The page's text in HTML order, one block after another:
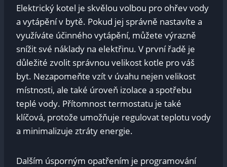
Elektrický kotel je⁢ skvělou⁣ volbou pro ohřev⁢ vody​
a vytápění v bytě. Pokud jej ‍správně nastavíte ⁤a
využíváte účinného vytápění, můžete výrazně
snížit ‍své náklady na​ elektřinu.⁤ V první řadě ⁤je
důležité ‍zvolit správnou velikost kotle‍ pro váš
byt. Nezapomeňte vzít v úvahu nejen velikost
místnosti, ale také úroveň‍ izolace ⁢a spotřebu
teplé vody. Přítomnost ‌termostatu je také‌
klíčová, protože​ umožňuje ‍regulovat teplotu ​vody
a minimalizuje ztráty‍ energie.
Dalším úsporným opatřením ⁤je programování